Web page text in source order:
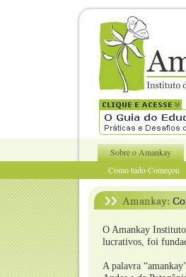
Sobre o Amankay
Como tudo
O Amankay
lucrativos, foi
A palavra